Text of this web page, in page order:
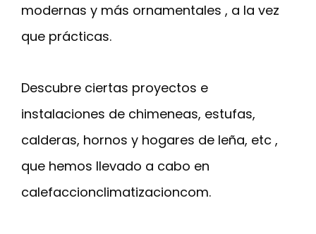
modernas y más ornamentales , a la vez
que prácticas.
Descubre ciertas proyectos e
instalaciones de chimeneas, estufas,
calderas, hornos y hogares de leña, etc ,
que hemos llevado a cabo en
calefaccionclimatizacioncom.